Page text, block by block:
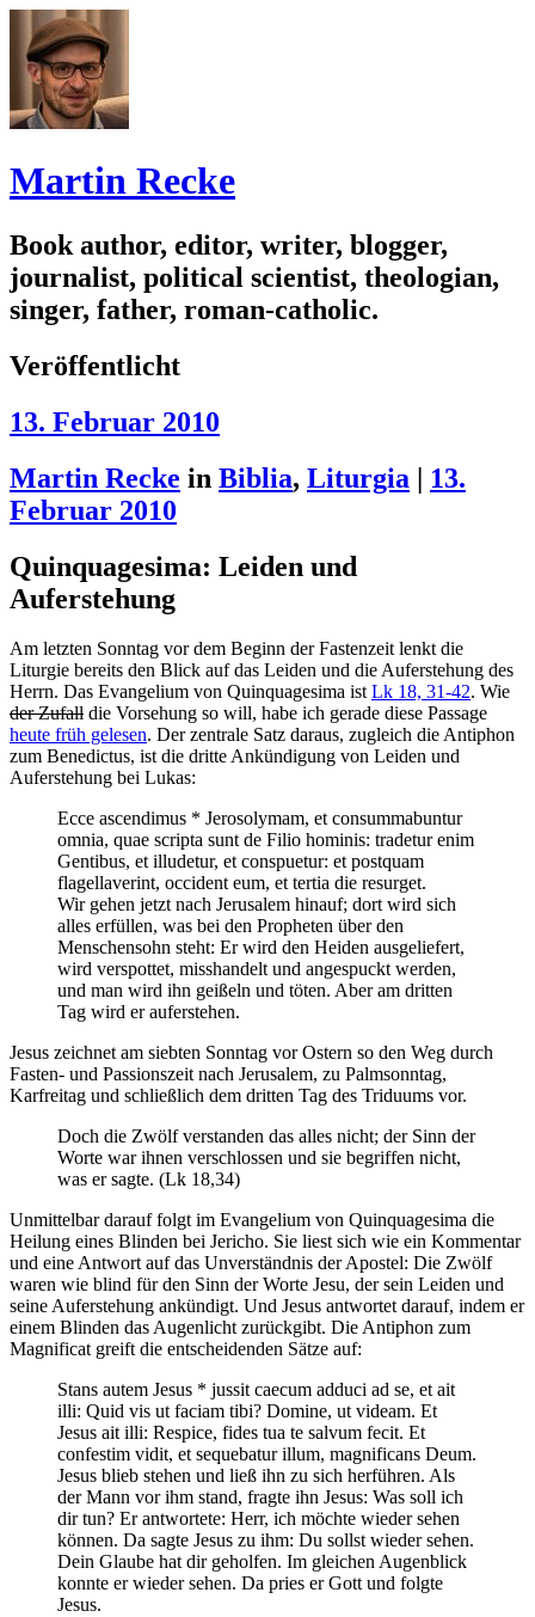
Martin Recke
Book author, editor, writer, blogger,
journalist, political scientist, theologian,
singer, father, roman-catholic.
Veröffentlicht
13. Februar 2010
Martin Recke in Biblia, Liturgia | 13.
Februar 2010
Quinquagesima: Leiden und
Auferstehung
Am letzten Sonntag vor dem Beginn der Fastenzeit lenkt die
Liturgie bereits den Blick auf das Leiden und die Auferstehung des
Herrn. Das Evangelium von Quinquagesima istLk 18, 31-42. Wie
der Zufall die Vorsehung so will, habe ich gerade diese Passage
heute früh gelesen. Der zentrale Satz daraus, zugleich die Antiphon
zum Benedictus, ist die dritte Ankündigung von Leiden und
Auferstehung bei Lukas:
Ecce ascendimus * Jerosolymam, et consummabuntur
omnia, quae scripta sunt de Filio hominis: tradetur enim
Gentibus, et illudetur, et conspuetur: et postquam
flagellaverint, occident eum, et tertia die resurget.
Wir gehen jetzt nach Jerusalem hinauf; dort wird sich
alles erfüllen, was bei den Propheten über den
Menschensohn steht: Er wird den Heiden ausgeliefert,
wird verspottet, misshandelt und angespuckt werden,
und man wird ihn geißeln und töten. Aber am dritten
Tag wird er auferstehen.
Jesus zeichnet am siebten Sonntag vor Ostern so den Weg durch
Fasten- und Passionszeit nach Jerusalem, zu Palmsonntag,
Karfreitag und schließlich dem dritten Tag des Triduums vor.
Doch die Zwölf verstanden das alles nicht; der Sinn der
Worte war ihnen verschlossen und sie begriffen nicht,
was er sagte. (Lk 18,34)
Unmittelbar darauf folgt im Evangelium von Quinquagesima die
Heilung eines Blinden bei Jericho. Sie liest sich wie ein Kommentar
und eine Antwort auf das Unverständnis der Apostel: Die Zwölf
waren wie blind für den Sinn der Worte Jesu, der sein Leiden und
seine Auferstehung ankündigt. Und Jesus antwortet darauf, indem er
einem Blinden das Augenlicht zurückgibt. Die Antiphon zum
Magnificat greift die entscheidenden Sätze auf:
Stans autem Jesus * jussit caecum adduci ad se, et ait
illi: Quid vis ut faciam tibi? Domine, ut videam. Et
Jesus ait illi: Respice, fides tua te salvum fecit. Et
confestim vidit, et sequebatur illum, magnificans Deum.
Jesus blieb stehen und ließ ihn zu sich herführen. Als
der Mann vor ihm stand, fragte ihn Jesus: Was soll ich
dir tun? Er antwortete: Herr, ich möchte wieder sehen
können. Da sagte Jesus zu ihm: Du sollst wieder sehen.
Dein Glaube hat dir geholfen. Im gleichen Augenblick
konnte er wieder sehen. Da pries er Gott und folgte
Jesus.